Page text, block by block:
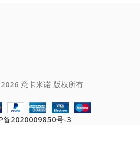
意卡米诺 版权所有
备2020009850号-3